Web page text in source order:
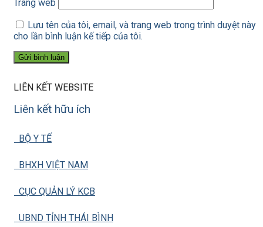
Trang web
Lưu tên của tôi, email, và trang web trong trình duyệt này
cho lần bình luận kế tiếp của tôi.
LIÊN KẾT WEBSITE
Liên kết hữu ích
BỘ Y TẾ
BHXH VIỆT NAM
CỤC QUẢN LÝ KCB
UBND TỈNH THÁI BÌNH